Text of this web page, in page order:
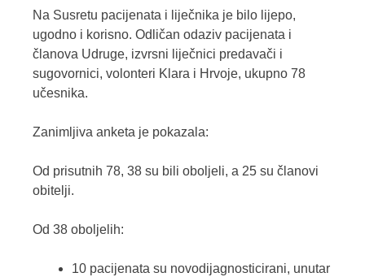
Na Susretu pacijenata i liječnika je bilo lijepo,
ugodno i korisno. Odličan odaziv pacijenata i
članova Udruge, izvrsni liječnici predavači i
sugovornici, volonteri Klara i Hrvoje, ukupno 78
učesnika.
Zanimljiva anketa je pokazala:
Od prisutnih 78, 38 su bili oboljeli, a 25 su članovi
obitelji.
Od 38 oboljelih:
10 pacijenata su novodijagnosticirani, unutar